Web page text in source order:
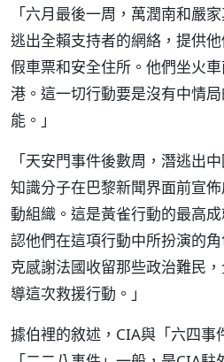
「六月最後一周，萬潤南和嚴
逃出全賴支持者的網絡，提供
假車票和安全住所。他們坐火
港。這一切行動要是沒有中情
能。」
「天安門事件後數周，潛逃出
知識分子在巴黎新聞界面前宣
動組織。這是黃雀行動的最高
認他們在這項行動中所扮演的
克感謝法國收留那些政治難民
導這次救援行動。」
據伯裡的敘述，CIA與「六四事